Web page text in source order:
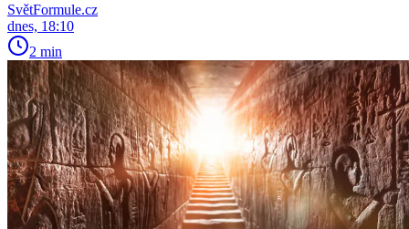
SvětFormule.cz
dnes, 18:10
2 min